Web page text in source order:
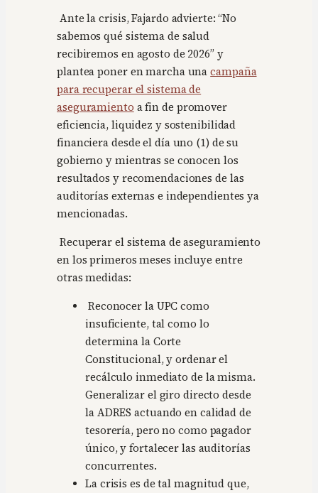
Ante la crisis, Fajardo advierte: “No
sabemos qué sistema de salud
recibiremos en agosto de 2026” y
plantea poner en marcha unacampaña
para recuperar el sistema de
aseguramiento a fin de promover
eficiencia, liquidez y sostenibilidad
financiera desde el día uno (1) de su
gobierno y mientras se conocen los
resultados y recomendaciones de las
auditorías externas e independientes ya
mencionadas.
Recuperar el sistema de aseguramiento
en los primeros meses incluye entre
otras medidas:
Reconocer la UPC como
insuficiente, tal como lo
determina la Corte
Constitucional, y ordenar el
recálculo inmediato de la misma.
Generalizar el giro directo desde
la ADRES actuando en calidad de
tesorería, pero no como pagador
único, y fortalecer las auditorías
concurrentes.
La crisis es de tal magnitud que,